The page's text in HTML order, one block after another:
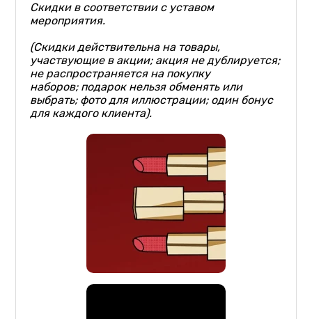
Скидки в соответствии с уставом
мероприятия.
(Скидкидействительна на товары,
участвующие в акции; акция не дублируется;
не распространяется на покупку
наборов; подарок нельзя обменять или
выбрать; фотодля иллюстрации;один бонус
для каждого клиента).